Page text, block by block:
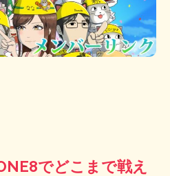
でどこまで戦え